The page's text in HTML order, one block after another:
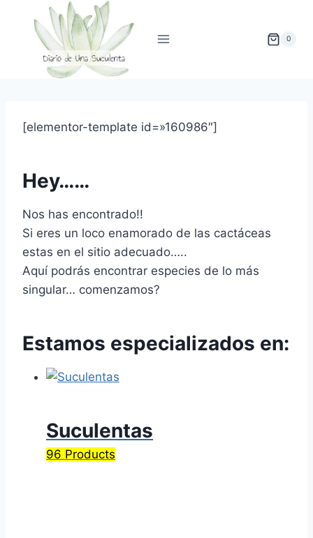
contenido
0
[elementor-template id=»160986″]
Hey……
Nos has encontrado!!
Si eres un loco enamorado de las cactáceas
estas en el sitio adecuado…..
Aquí podrás encontrar especies de lo más
singular… comenzamos?
Estamos especializados en:
Suculentas
96 Products